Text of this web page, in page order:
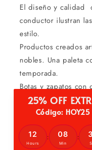
El diseño y calidad
conductor ilustran
estilo.
Productos creados
nobles. Una paleta
temporada.
Botas y zapatos con
definen la